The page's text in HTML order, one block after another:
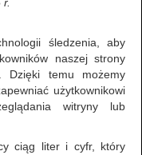
śledzenia, aby
naszej strony
Dzięki temu możemy
użytkownikowi
witryny lub
ciąg liter i cyfr, który